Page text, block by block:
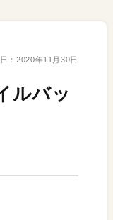
： 2020年11月30日
ルバッ